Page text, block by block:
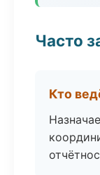
Часто
Кто